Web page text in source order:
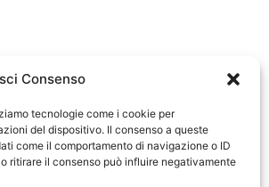
Consenso
tecnologie come i cookie per
del dispositivo. Il consenso a queste
come il comportamento di navigazione o ID
ritirare il consenso può influire negativamente